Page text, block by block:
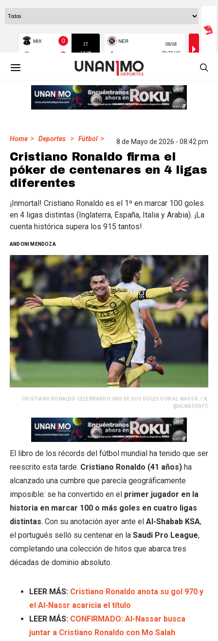
Home > Deportes > Fútbol > 8 de Mayo de 2026 - 08:42 pm
Cristiano Ronaldo firma el
póker de centenares en 4 ligas
diferentes
¡Inmortal! Cristiano Ronaldo es el 1º en marcar 100 goles
en 4 ligas distintas (Inglaterra, España, Italia y Arabia). ¡La
cuenta histórica supera los 915 tantos!
ANDONI MENDOZA
CRISTIANO RONALDO CELEBRANDO UNO DE SUS GOLES CON AL-NASSR. / X:
@ALNASSRFC
El libro de los récords del fútbol mundial ha tenido que ser
reescrito esta tarde. Cristiano Ronaldo (41 años) ha
alcanzado una cumbre que parecía geográficamente
imposible: se ha convertido en el primer jugador en la
historia en marcar 100 o más goles en cuatro ligas
distintas. Con su anotación ayer ante el Al-Shabab KSA,
el portugués selló su centenar en la Saudi Pro League,
completando una colección de hitos que abarca tres
décadas de dominio absoluto.
LEER MÁS: Cristiano Ronaldo anota su gol 970 y
el Al-Nassr acaricia el título
LEER MÁS: CONFIRMADO: Al-Nassar busca
juntar a Cristiano Ronaldo con Mo Salah